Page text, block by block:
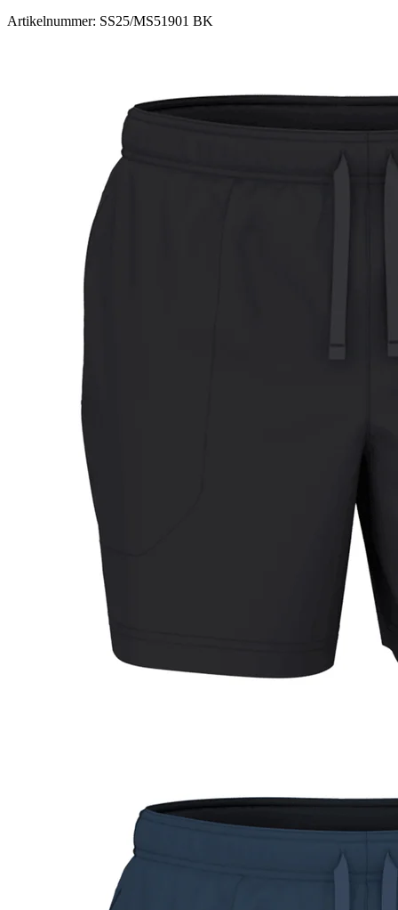
Artikelnummer: SS25/MS51901 BK